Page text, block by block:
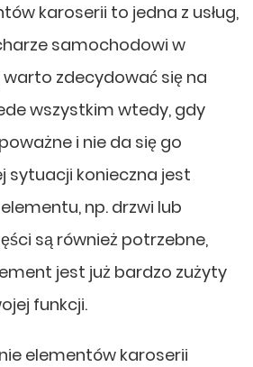
karoserii to jedna z usług,
samochodowi w
warto zdecydować się na
wszystkim wtedy, gdy
i nie da się go
sytuacji konieczna jest
np. drzwi lub
są również potrzebne,
jest już bardzo zużyty
funkcji.
elementów karoserii